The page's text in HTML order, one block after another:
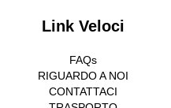
Link Veloci
FAQs
RIGUARDO A NOI
CONTATTACI